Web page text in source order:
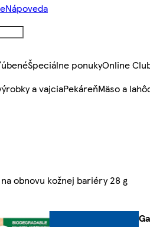
Nápoveda
Špeciálne ponukyOnline
a vajciaPekáreňMäso a
obnovu kožnej bariéry 28 g